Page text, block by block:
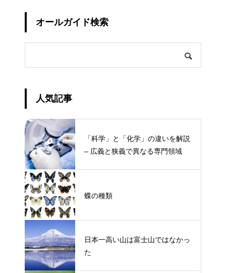
オールガイド検索
人気記事
「科学」と「化学」の違いを解説
– 広義と狭義で異なる専門領域
蝶の種類
日本一高い山は富士山ではなかっ
た